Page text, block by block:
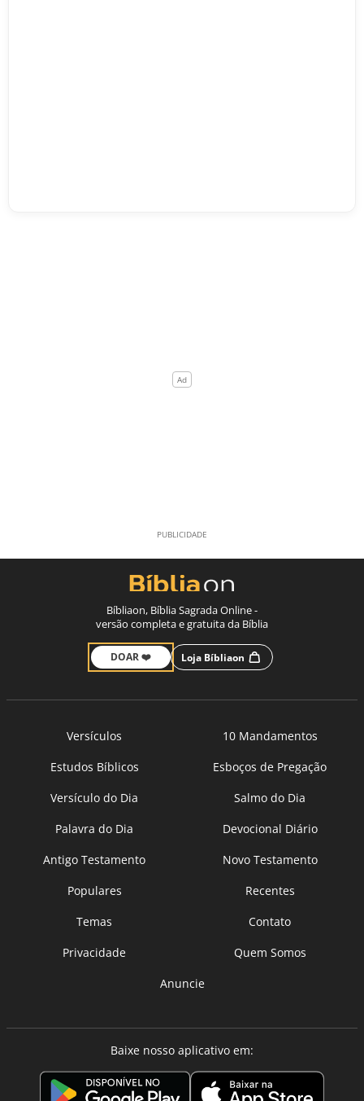
Bíbliaon, Bíblia Sagrada Online -
versão completa e gratuita da Bíblia
DOAR ❤️ Loja Bíbliaon
Versículos
10 Mandamentos
Estudos Bíblicos
Esboços de Pregação
Versículo do Dia
Salmo do Dia
Palavra do Dia
Devocional Diário
Antigo Testamento
Novo Testamento
Populares
Recentes
Temas
Contato
Privacidade
Quem Somos
Anuncie
Baixe nosso aplicativo em: